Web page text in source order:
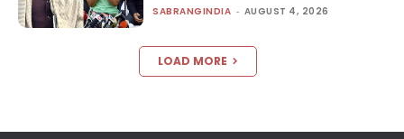
SABRANGINDIA - AUGUST 4, 2026
LOAD MORE